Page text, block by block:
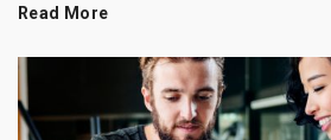
Read More